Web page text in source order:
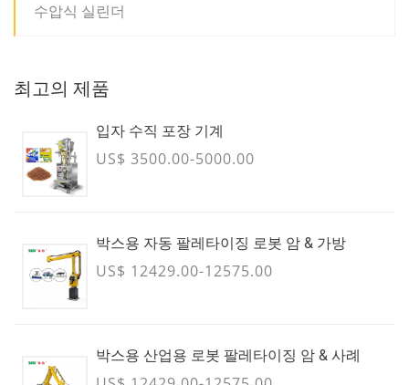
수압식 실린더
최고의 제품
입자 수직 포장 기계
US$ 3500.00-5000.00
박스용 자동 팔레타이징 로봇 암 & 가방
US$ 12429.00-12575.00
박스용 산업용 로봇 팔레타이징 암 & 사례